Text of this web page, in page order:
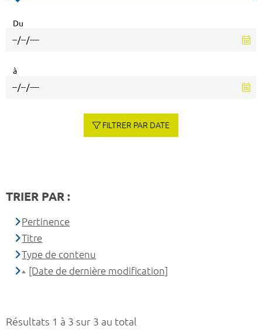
Résultats 1 à 3 sur 3 au total
Du
à
FILTRER PAR DATE
TRIER PAR :
Pertinence
Titre
Type de contenu
[Date de dernière modification]